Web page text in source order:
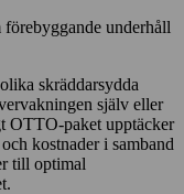
förebyggande underhåll
skräddarsydda
själv eller
OTTO-paket upptäcker
kostnader i samband
till optimal